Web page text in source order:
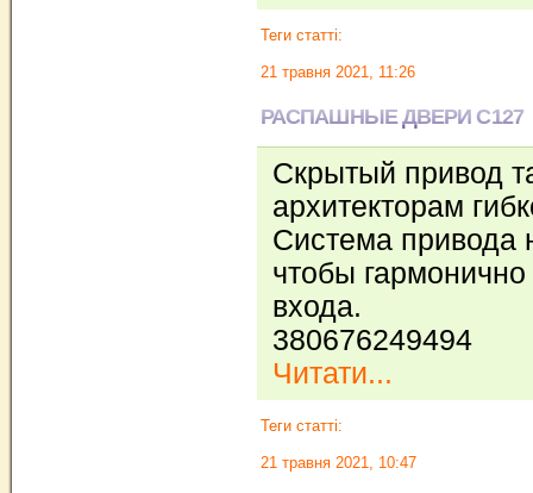
Теги статті:
21 травня 2021, 11:26
РАСПАШНЫЕ ДВЕРИ C127
Скрытый привод
архитекторам
Система привода
чтобы гармонично
входа.
380676249494
Читати...
Теги статті:
21 травня 2021, 10:47